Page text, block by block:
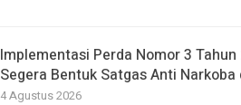
Implementasi Perda Nomor 3
Segera Bentuk Satgas Anti Narkoba
4 Agustus 2026